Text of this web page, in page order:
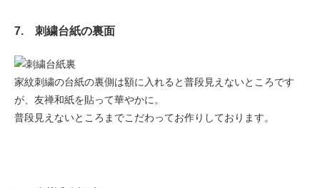
7. 刺繍台紙の裏面
家紋刺繍の台紙の裏側は額に入れると普段見えないところです
が、友禅和紙を貼って華やかに。
普段見えないところまでこだわってお作りしております。